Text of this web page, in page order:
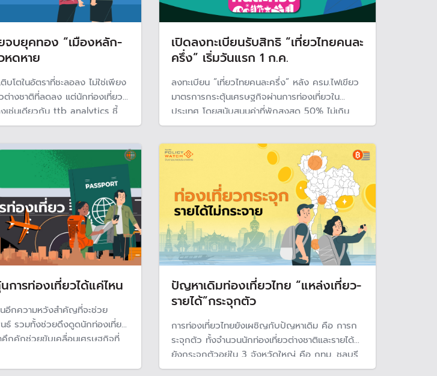
จบยุคทอง “เมืองหลัก-
หดหาย
ติบโตในอัตราที่ชะลอลง ไม่ใช่เพียง
ต่างชาติที่ลดลง แต่นักท่องเที่ยว
งเช่นเดียวกัน ttb analytics ชี้
ตัว แหล่งท่องเที่ยวเดิมไม่มีการ
เสน่ห์ท่องเที่ยวไทยค่อย ๆ เลื่อน
เปิดลงทะเบียนรับสิทธิ “เที่ยวไทยคนละ
ครึ่ง” เริ่มวันแรก 1 ก.ค.
ลงทะเบียน “เที่ยวไทยคนละครึ่ง” หลัง ครม.ไฟเขียว
มาตรการกระตุ้นเศรษฐกิจผ่านการท่องเที่ยวใน
ประเทศ โดยสนับสนุนค่าที่พักสูงสุด 50% ไม่เกิน
3,000 บาท/ห้อง/คืน เริ่มเปิดให้ประชาชนลงทะเบียน
พร้อมเผยวิธีลงทะเบียนผ่านแอปพลิเคชัน Amazing
การท่องเที่ยวได้แค่ไหน
นอีกความหวังสำคัญที่จะช่วย
ธ์ รวมทั้งช่วยดึงดูดนักท่องเที่ยว
คึกคักช่วยขับเคลื่อนเศรษฐกิจที่
ติจะสูงถึง 2.8 ล้านล้านบาท
ปัญหาเดิมท่องเที่ยวไทย “แหล่งเที่ยว-
รายได้”กระจุกตัว
การท่องเที่ยวไทยยังเผชิญกับปัญหาเดิม คือ การก
ระจุกตัว ทั้งจำนวนนักท่องเที่ยวต่างชาติและรายได้
ยังกระจุกตัวอยู่ใน 3 จังหวัดใหญ่ คือ กทม. ชลบุรี
และภูเก็ต แม้รัฐบาลพยายามใช้การท่องเที่ยวเป็นตัว